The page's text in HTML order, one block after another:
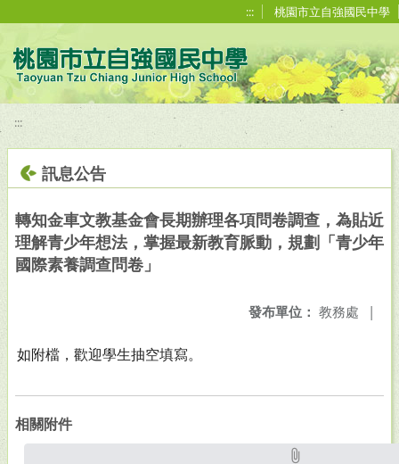
::: 桃園市立自強國民中學
:::
訊息公告
轉知金車文教基金會長期辦理各項問卷調查，為貼近
理解青少年想法，掌握最新教育脈動，規劃「青少年
國際素養調查問卷」
發布單位： 教務處 |
如附檔，歡迎學生抽空填寫。
相關附件